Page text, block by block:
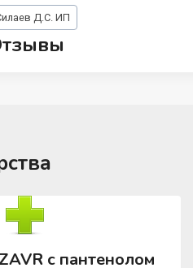
Д.С. ИП
с пантенолом